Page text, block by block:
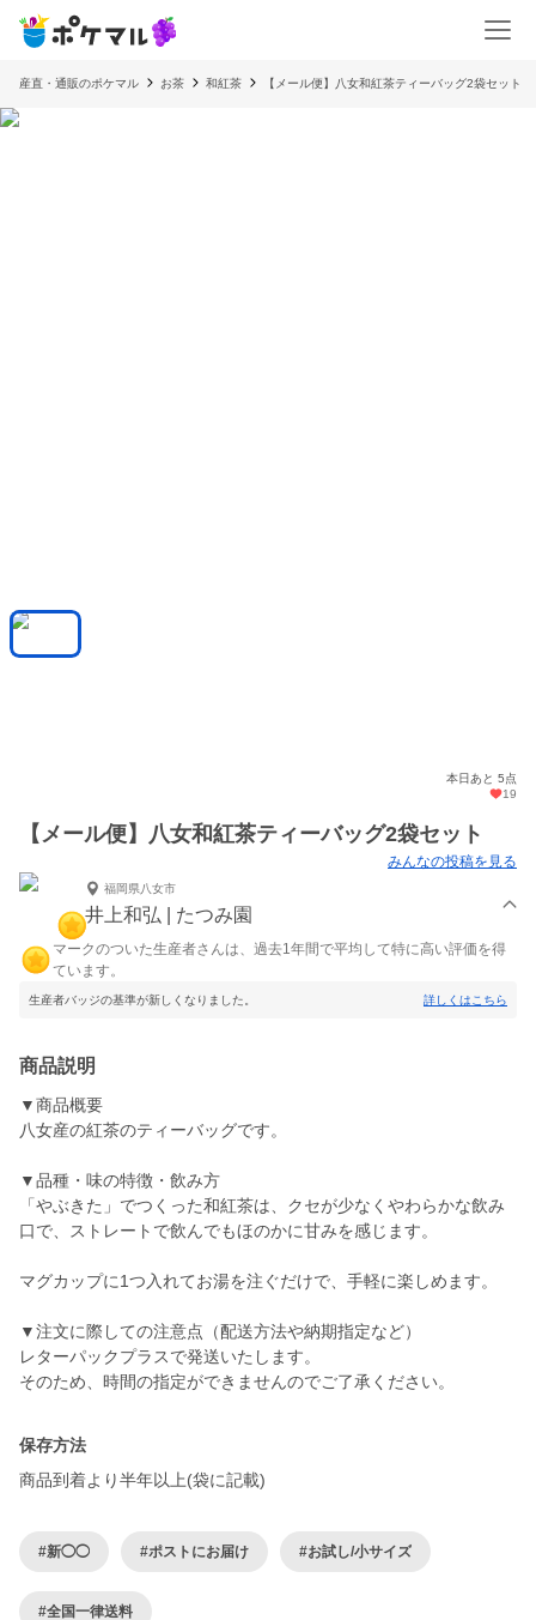
産直・通販のポケマル お茶 和紅茶 【メール便】八女和紅茶ティーバッグ2袋セット
本日あと 5点
19
【メール便】八女和紅茶ティーバッグ2袋セット
みんなの投稿を見る
福岡県八女市
井上和弘 | たつみ園
マークのついた生産者さんは、過去1年間で平均して特に高い評価を得
ています。
生産者バッジの基準が新しくなりました。 詳しくはこちら
商品説明
▼商品概要
八女産の紅茶のティーバッグです。
▼品種・味の特徴・飲み方
「やぶきた」でつくった和紅茶は、クセが少なくやわらかな飲み
口で、ストレートで飲んでもほのかに甘みを感じます。
マグカップに1つ入れてお湯を注ぐだけで、手軽に楽しめます。
▼注文に際しての注意点（配送方法や納期指定など）
レターパックプラスで発送いたします。
そのため、時間の指定ができませんのでご了承ください。
保存方法
商品到着より半年以上(袋に記載)
#新◯◯ #ポストにお届け #お試し/小サイズ
#全国一律送料